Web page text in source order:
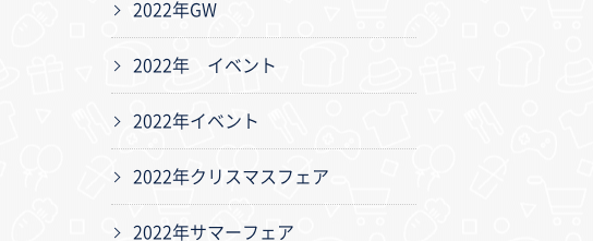
2022年GW
2022年 イベント
2022年イベント
2022年クリスマスフェア
2022年サマーフェア